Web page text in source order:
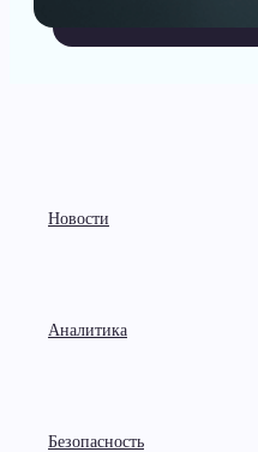
Новости
Аналитика
Безопасность